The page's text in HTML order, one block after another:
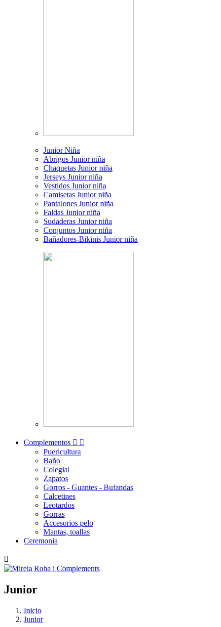
Junior Niña
Abrigos Junior niña
Chaquetas Junior niña
Jerseys Junior niña
Vestidos Junior niña
Camisetas Junior niña
Pantalones Junior niña
Faldas Junior niña
Sudaderas Junior niña
Conjuntos Junior niña
Bañadores-Bikinis Junior niña
Complementos  
Puericultura
Baño
Colegial
Zapatos
Gorros - Guantes - Bufandas
Calcetines
Leotardos
Gorras
Accesorios pelo
Mantas, toallas
Ceremonia

Junior
Inicio
Junior